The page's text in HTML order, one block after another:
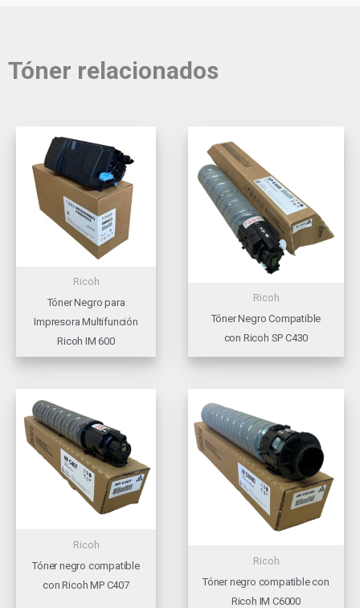
Tóner relacionados
Ricoh
Tóner Negro para
Impresora Multifunción
Ricoh IM 600
Ricoh
Tóner Negro Compatible
con Ricoh SP C430
Ricoh
Tóner negro compatible
con Ricoh MP C407
Ricoh
Tóner negro compatible con
Ricoh IM C6000